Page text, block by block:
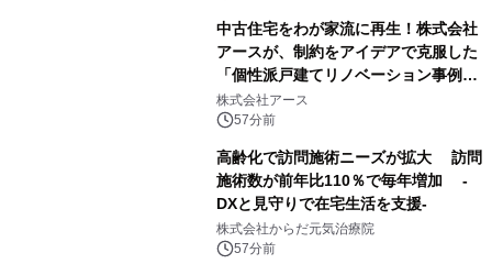
中古住宅をわが家流に再生！株式会社
アースが、制約をアイデアで克服した
「個性派戸建てリノベーション事例5
選」を公開
株式会社アース
57分前
高齢化で訪問施術ニーズが拡大 訪問
施術数が前年比110％で毎年増加 -
DXと見守りで在宅生活を支援-
株式会社からだ元気治療院
57分前